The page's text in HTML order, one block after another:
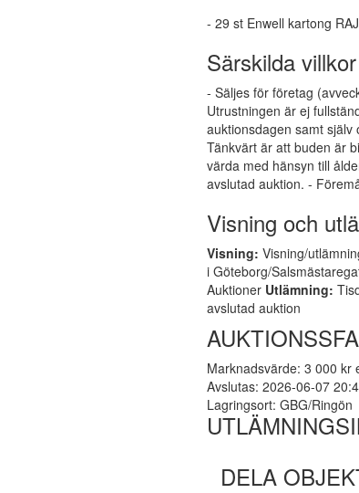
- 29 st Enwell kartong
Särskilda villkor
- Säljes för företag
Utrustningen är ej
auktionsdagen samt
Tänkvärt är att buden är
värda med hänsyn till
avslutad auktion. -
Visning och
Visning: Visning/
i Göteborg/
Auktioner Utlämning:
avslutad auktion
Marknadsvärde: 3 000 kr
Avslutas: 2026-06-07
Lagringsort: GBG/Ringön
DELA